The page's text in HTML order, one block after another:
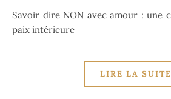
Savoir dire NON avec amour : une clé pour préserver sa
paix intérieure
LIRE LA SUITE